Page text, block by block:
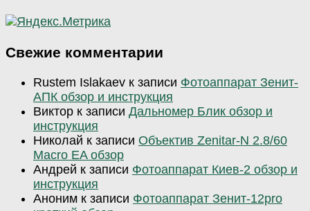
Свежие комментарии
Rustem Islakaev к записи Фотоаппарат Зенит-
АПК обзор и инструкция
Виктор к записи Дальномер Блик обзор и
инструкция
Николай к записи Объектив Zenitar-N 2.8/60
Macro EA обзор
Андрей к записи Фотоаппарат Киев-2 обзор и
инструкция
Аноним к записи Фотоаппарат Зенит-12pro